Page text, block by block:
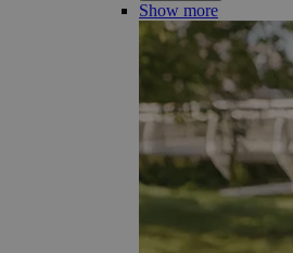
Show more